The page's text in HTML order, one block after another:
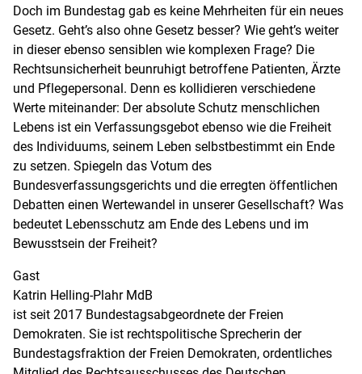
Doch im Bundestag gab es keine Mehrheiten für ein neues
Gesetz. Geht’s also ohne Gesetz besser? Wie geht’s weiter
in dieser ebenso sensiblen wie komplexen Frage? Die
Rechtsunsicherheit beunruhigt betroffene Patienten, Ärzte
und Pflegepersonal. Denn es kollidieren verschiedene
Werte miteinander: Der absolute Schutz menschlichen
Lebens ist ein Verfassungsgebot ebenso wie die Freiheit
des Individuums, seinem Leben selbstbestimmt ein Ende
zu setzen. Spiegeln das Votum des
Bundesverfassungsgerichts und die erregten öffentlichen
Debatten einen Wertewandel in unserer Gesellschaft? Was
bedeutet Lebensschutz am Ende des Lebens und im
Bewusstsein der Freiheit?
Gast
Katrin Helling-Plahr MdB
ist seit 2017 Bundestagsabgeordnete der Freien
Demokraten. Sie ist rechtspolitische Sprecherin der
Bundestagsfraktion der Freien Demokraten, ordentliches